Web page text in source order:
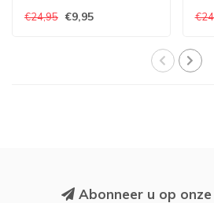
€24,95 €9,95
Abonneer u op